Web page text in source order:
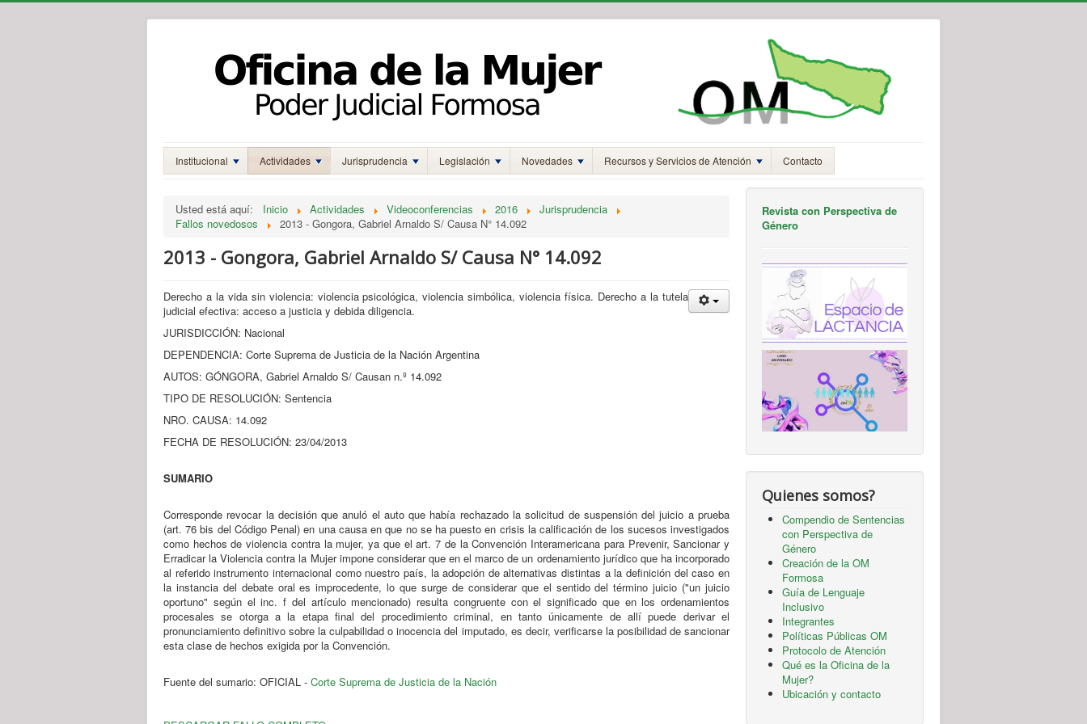
Institucional Actividades Jurisprudencia Legislación Novedades Recursos y Servicios de Atención Contacto
Usted está aquí: Inicio Actividades Videoconferencias 2016
Jurisprudencia
Fallos novedosos
2013 - Gongora, Gabriel Arnaldo S/ Causa N° 14.092
2013 - Gongora, Gabriel Arnaldo S/ Causa N° 14.092
Derecho a la vida sin violencia: violencia psicológica, violencia simbólica, violencia física. Derecho a la tutela
judicial efectiva: acceso a justicia y debida diligencia.
JURISDICCIÓN: Nacional
DEPENDENCIA: Corte Suprema de Justicia de la Nación Argentina
AUTOS: GÓNGORA, Gabriel Arnaldo S/ Causan n.º 14.092
TIPO DE RESOLUCIÓN: Sentencia
NRO. CAUSA: 14.092
FECHA DE RESOLUCIÓN: 23/04/2013
SUMARIO
Corresponde revocar la decisión que anuló el auto que había rechazado la solicitud de suspensión del juicio a prueba
(art. 76 bis del Código Penal) en una causa en que no se ha puesto en crisis la calificación de los sucesos investigados
como hechos de violencia contra la mujer, ya que el art. 7 de la Convención Interamericana para Prevenir, Sancionar y
Erradicar la Violencia contra la Mujer impone considerar que en el marco de un ordenamiento jurídico que ha incorporado
al referido instrumento internacional como nuestro país, la adopción de alternativas distintas a la definición del caso en
la instancia del debate oral es improcedente, lo que surge de considerar que el sentido del término juicio ("un juicio
oportuno" según el inc. f del artículo mencionado) resulta congruente con el significado que en los ordenamientos
procesales se otorga a la etapa final del procedimiento criminal, en tanto únicamente de allí puede derivar el
pronunciamiento definitivo sobre la culpabilidad o inocencia del imputado, es decir, verificarse la posibilidad de sancionar
esta clase de hechos exigida por la Convención.
Fuente del sumario: OFICIAL - Corte Suprema de Justicia de la Nación
Revista con Perspectiva de
Género
Quienes somos?
Compendio de Sentencias
con Perspectiva de
Género
Creación de la OM
Formosa
Guía de Lenguaje
Inclusivo
Integrantes
Políticas Públicas OM
Protocolo de Atención
Qué es la Oficina de la
Mujer?
Ubicación y contacto